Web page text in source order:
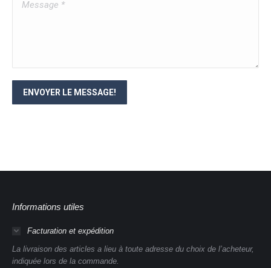
Message *
ENVOYER LE MESSAGE!
Informations utiles
Facturation et expédition
La livraison des articles a lieu à toute adresse du choix de l’acheteur,
indiquée lors de la commande.